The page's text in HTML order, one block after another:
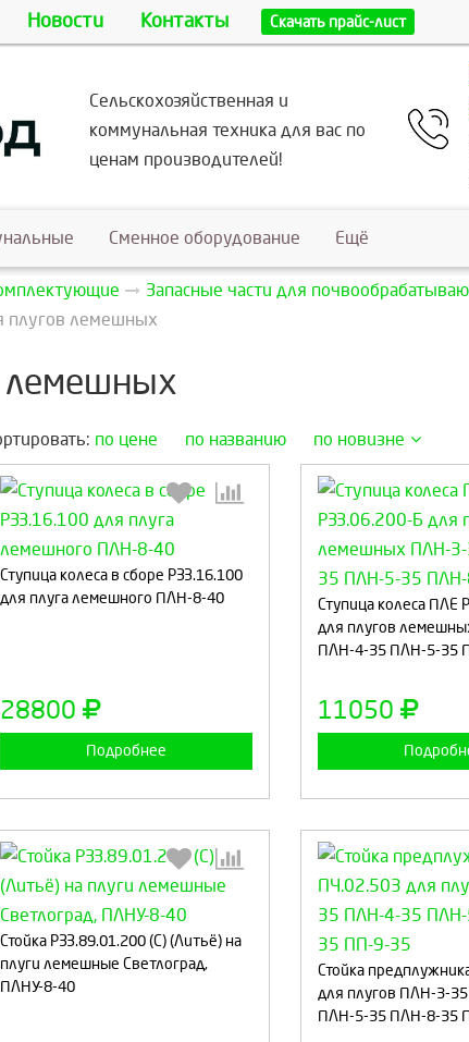
Новости Контакты Скачать прайс-лист
Сельскохозяйственная и
коммунальная техника для вас по
ценам производителей!
Сменное оборудование Ещё
Запасные части для
плугов лемешных
лемешных
по цене по названию по новизне
Ступица колеса в сборе РЗЗ.16.100
для плуга лемешного ПЛН-8-40
28800
Подробнее
Выберите количество:
Ступица колеса ПЛЕ
для плугов
ПЛН-4-35 ПЛН-5-35
11050
Выберите
Стойка РЗЗ.89.01.200 (С) (Литьё) на
плуги лемешные Светлоград,
ПЛНУ-8-40
Выберите количество:
Стойка
для плугов ПЛН-3-
ПЛН-5-35 ПЛН-8-35
Выберите